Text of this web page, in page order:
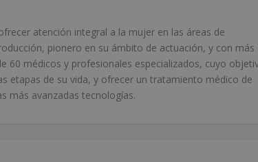
atención integral a la mujer en las áreas de
pionero en su ámbito de actuación, y con más
60 médicos y profesionales especializados, cuyo
etapas de su vida, y ofrecer un tratamiento médico de
más avanzadas tecnologías.